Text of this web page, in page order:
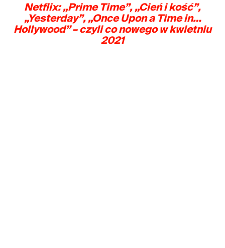
Netflix:„Prime Time”, „Cień i kość”,
„Yesterday”, „Once Upon a Time in…
Hollywood” – czyli co nowego wkwietniu
2021